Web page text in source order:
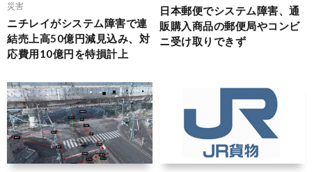
災害
ニチレイがシステム障害で連
結売上高50億円減見込み、対
応費用10億円を特損計上
日本郵便でシステム障害、通
販購入商品の郵便局やコンビ
ニ受け取りできず